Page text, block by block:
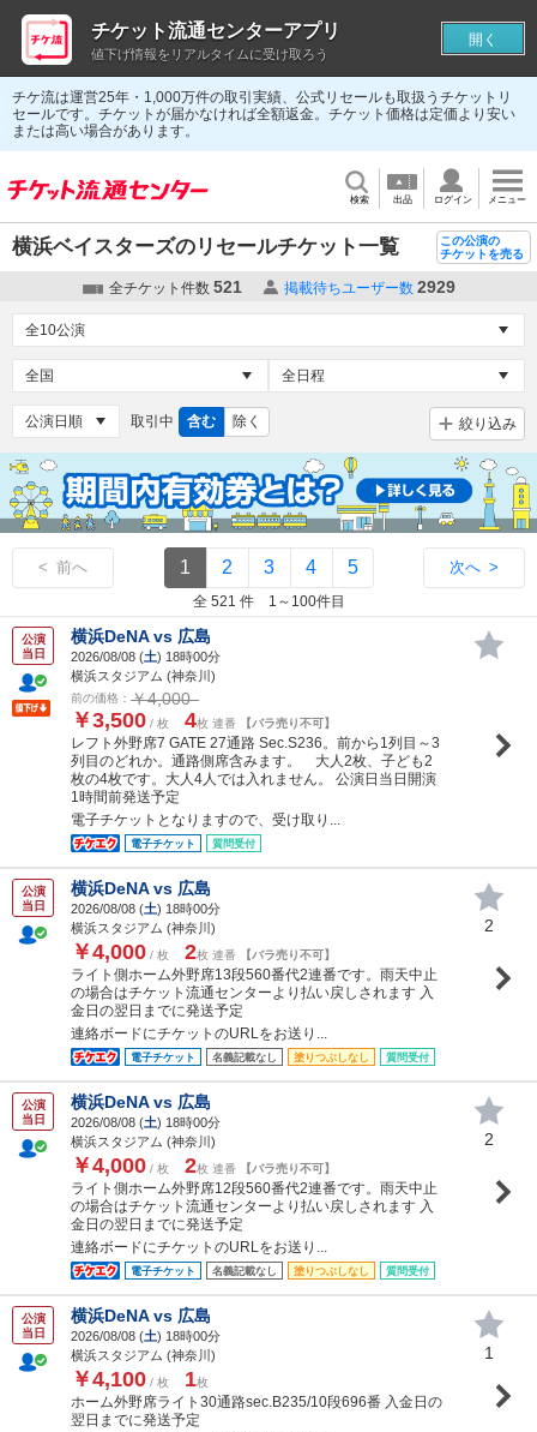
チケ流は運営25年・1,000万件の取引実績、公式リセールも取扱うチケットリ
セールです。チケットが届かなければ全額返金。チケット価格は定価より安い
または高い場合があります。
検索 出品 ログイン メニュー
横浜ベイスターズのリセールチケット一覧
この公演の
チケットを売る
全チケット件数 521 掲載待ちユーザー数 2929
取引中 含む 除く 絞り込み
< 前へ 1 2 3 4 5 次へ >
全 521 件 1～100件目
公演
当日
横浜DeNA vs 広島
2026/08/08 (土) 18時00分
横浜スタジアム (神奈川)
前の価格： ￥4,000
￥3,500 / 枚 4枚 連番 【バラ売り不可】
レフト外野席7 GATE 27通路 Sec.S236。前から1列目～3
列目のどれか。通路側席含みます。 大人2枚、子ども2
枚の4枚です。大人4人では入れません。 公演日当日開演
1時間前発送予定
電子チケットとなりますので、受け取り...
電子チケット 質問受付
公演
当日
横浜DeNA vs 広島
2026/08/08 (土) 18時00分
横浜スタジアム (神奈川)
￥4,000 / 枚 2枚 連番 【バラ売り不可】
ライト側ホーム外野席13段560番代2連番です。雨天中止
の場合はチケット流通センターより払い戻しされます 入
金日の翌日までに発送予定
連絡ボードにチケットのURLをお送り...
電子チケット 名義記載なし 塗りつぶしなし 質問受付
2
公演
当日
横浜DeNA vs 広島
2026/08/08 (土) 18時00分
横浜スタジアム (神奈川)
￥4,000 / 枚 2枚 連番 【バラ売り不可】
ライト側ホーム外野席12段560番代2連番です。雨天中止
の場合はチケット流通センターより払い戻しされます 入
金日の翌日までに発送予定
連絡ボードにチケットのURLをお送り...
電子チケット 名義記載なし 塗りつぶしなし 質問受付
2
公演
当日
横浜DeNA vs 広島
2026/08/08 (土) 18時00分
横浜スタジアム (神奈川)
￥4,100 / 枚 1枚
ホーム外野席ライト30通路sec.B235/10段696番 入金日の
翌日までに発送予定
1
チケット流通センターアプリ
値下げ情報をリアルタイムに受け取ろう
開く